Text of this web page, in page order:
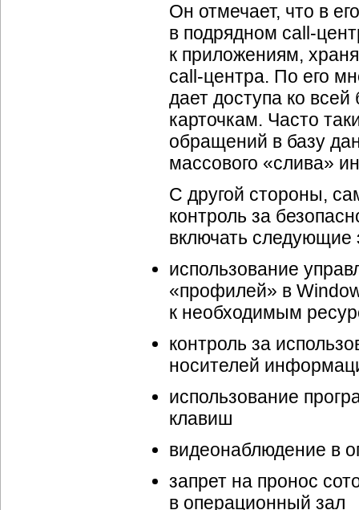
Он отмечает, что в
в подрядном call-
к приложениям,
call-центра. По его
дает доступа ко
карточкам. Часто
обращений в базу
массового «слива»
С другой стороны,
контроль за
включать следующие
использование
«профилей» в
к необходимым
контроль за
носителей
использование
клавиш
видеонаблюдение в
запрет на пронос
в операционный зал